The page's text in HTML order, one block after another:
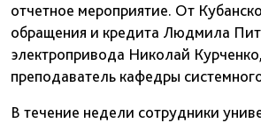
отчетное мероприятие. От
обращения и кредита Людмила
электропривода Николай
преподаватель кафедры
В течение недели сотрудники